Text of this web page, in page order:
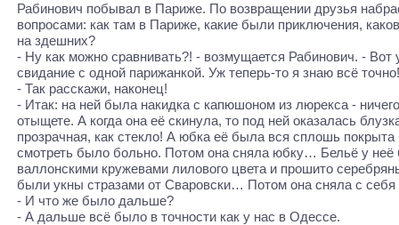
Рабинович побывал в Париже. По возвращении друзья
вопросами: как там в Париже, какие были приключения,
на здешних?
- Ну как можно сравнивать?! - возмущается Рабинович. -
свидание с одной парижанкой. Уж теперь-то я знаю всё точно!
- Так расскажи, наконец!
- Итак: на ней была накидка с капюшоном из люрекса -
отыщете. А когда она её скинула, то под ней оказалась
прозрачная, как стекло! А юбка её была вся сплошь покрыта
смотреть было больно. Потом она сняла юбку… Бельё у неё
валлонскими кружевами лилового цвета и прошито
были укны стразами от Сваровски… Потом она сняла с
- И что же было дальше?
- А дальше всё было в точности как у нас в Одессе.